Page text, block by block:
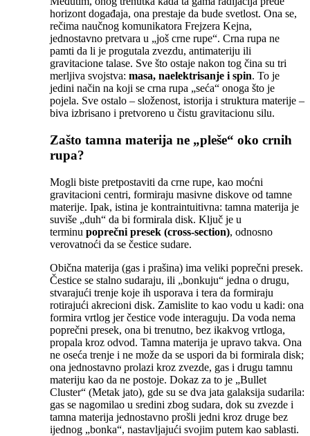
horizont događaja, ona prestaje da bude svetlost. Ona se,
rečima naučnog komunikatora Frejzera Kejna,
jednostavno pretvara u „još crne rupe“. Crna rupa ne
pamti da li je progutala zvezdu, antimateriju ili
gravitacione talase. Sve što ostaje nakon tog čina su tri
merljiva svojstva: masa, naelektrisanje i spin. To je
jedini način na koji se crna rupa „seća“ onoga što je
pojela. Sve ostalo – složenost, istorija i struktura materije –
biva izbrisano i pretvoreno u čistu gravitacionu silu.
Zašto tamna materija ne „pleše“ oko crnih
rupa?
Mogli biste pretpostaviti da crne rupe, kao moćni
gravitacioni centri, formiraju masivne diskove od tamne
materije. Ipak, istina je kontraintuitivna: tamna materija je
suviše „duh“ da bi formirala disk. Ključ je u
terminu poprečni presek (cross-section), odnosno
verovatnoći da se čestice sudare.
Obična materija (gas i prašina) ima veliki poprečni presek.
Čestice se stalno sudaraju, ili „bonkuju“ jedna o drugu,
stvarajući trenje koje ih usporava i tera da formiraju
rotirajući akrecioni disk. Zamislite to kao vodu u kadi: ona
formira vrtlog jer čestice vode interaguju. Da voda nema
poprečni presek, ona bi trenutno, bez ikakvog vrtloga,
propala kroz odvod. Tamna materija je upravo takva. Ona
ne oseća trenje i ne može da se uspori da bi formirala disk;
ona jednostavno prolazi kroz zvezde, gas i drugu tamnu
materiju kao da ne postoje. Dokaz za to je „Bullet
Cluster“ (Metak jato), gde su se dva jata galaksija sudarila:
gas se nagomilao u sredini zbog sudara, dok su zvezde i
tamna materija jednostavno prošli jedni kroz druge bez
ijednog „bonka“, nastavljajući svojim putem kao sablasti.